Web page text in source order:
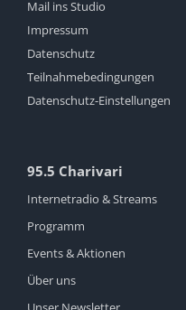
Mail ins Studio
Impressum
Datenschutz
Teilnahmebedingungen
Datenschutz-Einstellungen
95.5 Charivari
Internetradio & Streams
Programm
Events & Aktionen
Über uns